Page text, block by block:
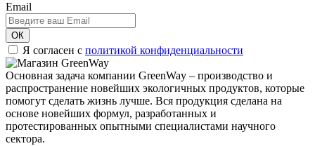
Email
ОК
Я согласен с политикой конфиденциальности
Основная задача компании GreenWay – производство и
распространение новейших экологичных продуктов, которые
помогут сделать жизнь лучше. Вся продукция сделана на
основе новейших формул, разработанных и
протестированных опытными специалистами научного
сектора.